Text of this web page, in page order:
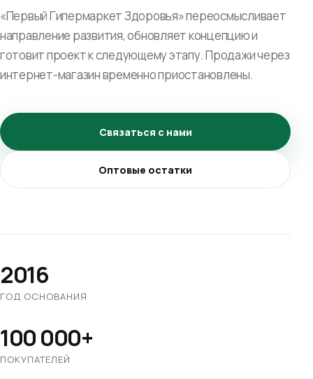
«Первый Гипермаркет Здоровья» переосмысливает
направление развития, обновляет концепцию и
готовит проект к следующему этапу. Продажи через
интернет-магазин временно приостановлены.
Связаться с нами
Оптовые остатки
2016
ГОД ОСНОВАНИЯ
100 000+
ПОКУПАТЕЛЕЙ